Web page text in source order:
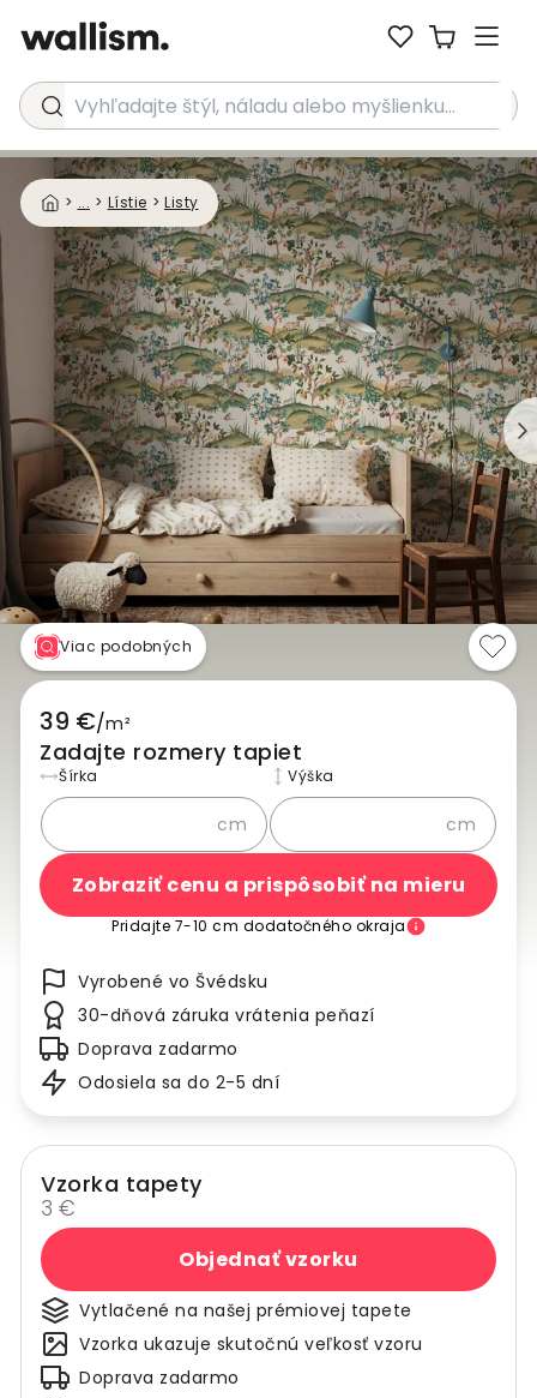
Vyhľadajte štýl, náladu alebo myšlienku...
> ... > Lístie > Listy
Viac podobných
39 €/m²
Zadajte rozmery tapiet
Šírka
cm
Výška
cm
Zobraziť cenu a prispôsobiť na mieru
Pridajte 7-10 cm dodatočného okraja
Vyrobené vo Švédsku
30-dňová záruka vrátenia peňazí
Doprava zadarmo
Odosiela sa do 2-5 dní
Vzorka tapety
3 €
Objednať vzorku
Vytlačené na našej prémiovej tapete
Vzorka ukazuje skutočnú veľkosť vzoru
Doprava zadarmo